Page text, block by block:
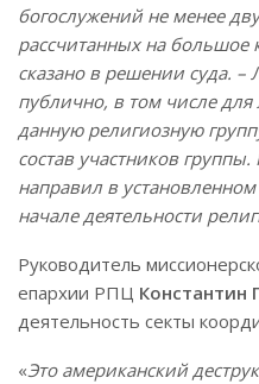
богослужений не менее
рассчитанных на большое
сказано в решении суда.
публично, в том числе
данную религиозную
состав участников
направил в
начале деятельности
Руководитель
епархии РПЦ Константин
деятельность секты
«Это американский